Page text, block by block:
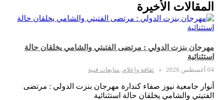
المقالات الأخيرة
مهرجان بنزت الدولي : مرتضى الفتيتي والشامي يخلقان حالة
استثنائية
04 أغسطس 2026 ثقافة وإعلام متابعات فنية
أنوار جامعية نيوز صفاء كندارة مهرجان بنزت الدولي : مرتضى
الفتيتي والشامي يخلقان حالة استثنائية